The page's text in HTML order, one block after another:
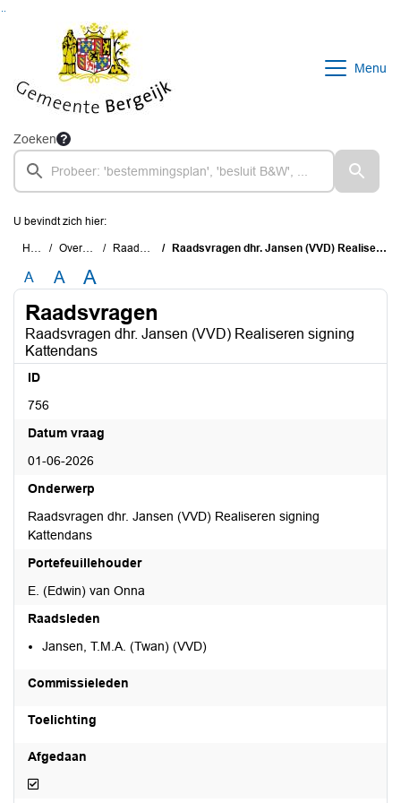
Ga naar de inhoud van deze pagina
Ga naar het zoeken
Menu
Zoeken
U bevindt zich hier:
Home Overzichten Raadsvragen Raadsvragen dhr. Jansen (VVD) Realiseren signing Kattendans
A A A
Raadsvragen
Raadsvragen dhr. Jansen (VVD) Realiseren signing
Kattendans
ID
756
Datum vraag
01-06-2026
Onderwerp
Raadsvragen dhr. Jansen (VVD) Realiseren signing
Kattendans
Portefeuillehouder
E. (Edwin) van Onna
Raadsleden
Jansen, T.M.A. (Twan) (VVD)
Commissieleden
Toelichting
Afgedaan
Afgedaan